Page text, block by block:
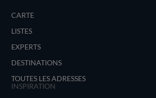
CARTE
LISTES
EXPERTS
DESTINATIONS
TOUTES LES ADRESSES
INSPIRATION